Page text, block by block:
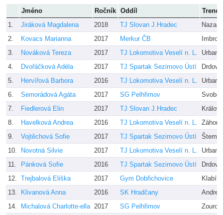
Jméno Ročník Oddíl
Trenér
1.
Jiráková Magdalena 2018 TJ Slovan J.Hradec
2.
Kovacs Marianna 2017 Merkur ČB
3.
Nováková Tereza 2017 TJ Lokomotiva Veselí n. L.
4.
Dvořáčková Adéla 2017 TJ Spartak Sezimovo Ústí
5.
Hervířová Barbora 2016 TJ Lokomotiva Veselí n. L.
6.
Semorádová Agáta 2017 SG Pelhřimov
7.
Fiedlerová Elin 2017 TJ Slovan J.Hradec
8.
Havelková Andrea 2016 TJ Lokomotiva Veselí n. L.
9.
Vojtěchová Sofie 2017 TJ Spartak Sezimovo Ústí
10.
Novotná Silvie 2017 TJ Lokomotiva Veselí n. L.
11.
Pánková Sofie 2016 TJ Spartak Sezimovo Ústí
12. Trejbalová Eliška 2017 Gym Dobřichovice
13.
Klivanová Anna 2016 SK Hradčany
14.
Michalová Charlotte-ella 2017 SG Pelhřimov